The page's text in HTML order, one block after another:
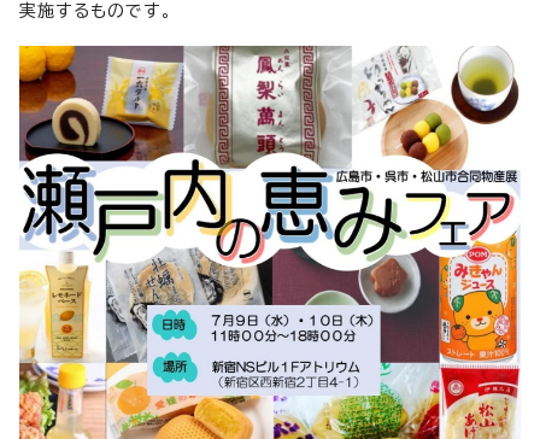
実施するものです。